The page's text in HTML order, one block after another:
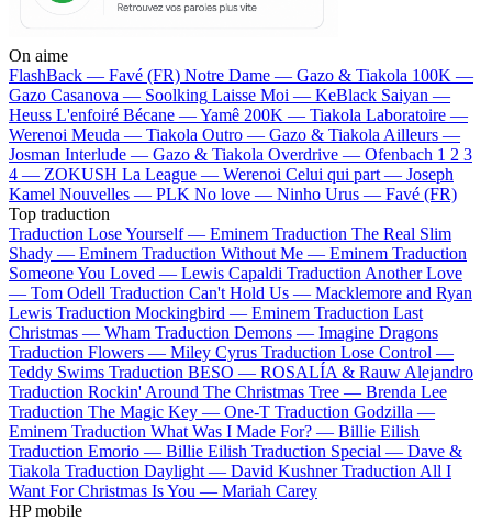
On aime
FlashBack — Favé (FR) Notre Dame — Gazo & Tiakola 100K —
Gazo Casanova — Soolking Laisse Moi — KeBlack Saiyan —
Heuss L'enfoiré Bécane —Yamê 200K — Tiakola Laboratoire —
Werenoi Meuda — Tiakola Outro — Gazo & Tiakola Ailleurs —
Josman Interlude — Gazo & Tiakola Overdrive — Ofenbach 1 2 3
4 — ZOKUSH La League — Werenoi Celui qui part — Joseph
Kamel Nouvelles — PLK No love — Ninho Urus — Favé (FR)
Top traduction
Traduction Lose Yourself — Eminem Traduction The Real Slim
Shady — Eminem Traduction Without Me — Eminem Traduction
Someone You Loved — Lewis Capaldi Traduction Another Love
— Tom Odell Traduction Can't Hold Us — Macklemore and Ryan
Lewis Traduction Mockingbird — Eminem Traduction Last
Christmas — Wham Traduction Demons — Imagine Dragons
Traduction Flowers — Miley Cyrus Traduction Lose Control —
Teddy Swims Traduction BESO — ROSALÍA & Rauw Alejandro
Traduction Rockin' Around The Christmas Tree — Brenda Lee
Traduction The Magic Key — One-T Traduction Godzilla —
Eminem Traduction What Was I Made For? — Billie Eilish
Traduction Emorio — Billie Eilish Traduction Special — Dave &
Tiakola Traduction Daylight — David Kushner Traduction All I
Want For Christmas Is You — Mariah Carey
HP mobile